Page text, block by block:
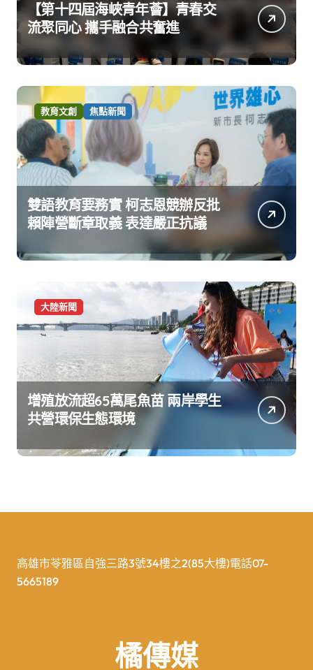
【第十四屆海峽青年薈】青春交
流聚同心 攜手融合共奮進
教育文創 焦點新聞
雙語教育要務實 柯志恩競辦反批
賴陣營斷章取義 表達嚴正抗議
大陸新聞
增殖放流超65萬尾魚苗 兩岸學生
共營環保生態環境
高雄市苓雅區自強三路3號34樓之2(85大樓)電話07-
5665189
橘傳媒